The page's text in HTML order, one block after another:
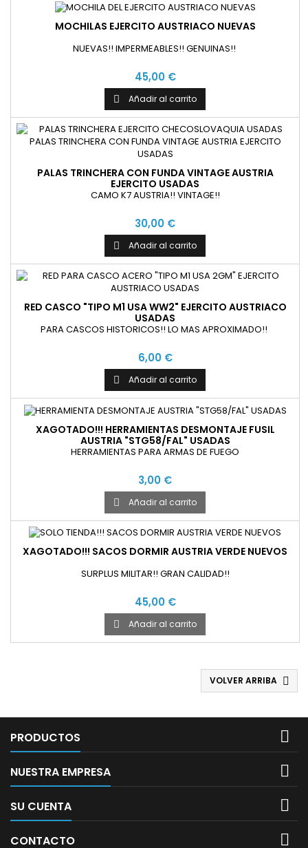
MOCHILAS EJERCITO AUSTRIACO NUEVAS
NUEVAS!! IMPERMEABLES!! GENUINAS!!
45,00 €
 Añadir al carrito
PALAS TRINCHERA CON FUNDA VINTAGE AUSTRIA
EJERCITO USADAS
CAMO K7 AUSTRIA!! VINTAGE!!
30,00 €
 Añadir al carrito
RED CASCO "TIPO M1 USA WW2" EJERCITO AUSTRIACO
USADAS
PARA CASCOS HISTORICOS!! LO MAS APROXIMADO!!
6,00 €
 Añadir al carrito
XAGOTADO!!! HERRAMIENTAS DESMONTAJE FUSIL
AUSTRIA "STG58/FAL" USADAS
HERRAMIENTAS PARA ARMAS DE FUEGO
3,00 €
 Añadir al carrito
XAGOTADO!!! SACOS DORMIR AUSTRIA VERDE NUEVOS
SURPLUS MILITAR!! GRAN CALIDAD!!
45,00 €
 Añadir al carrito
VOLVER ARRIBA 
PRODUCTOS 
NUESTRA EMPRESA 
SU CUENTA 
CONTACTO 